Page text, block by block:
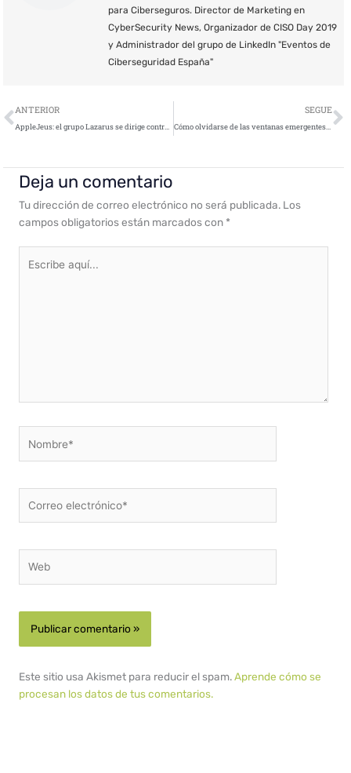
para Ciberseguros. Director de Marketing en
CyberSecurity News, Organizador de CISO Day 2019
y Administrador del grupo de LinkedIn "Eventos de
Ciberseguridad España"
Ant
ANTERIOR
AppleJeus: el grupo Lazarus se dirige contra los mercados de criptomoneda utilizando malware macOS
SEGUE
Cómo olvidarse de las ventanas emergentes de cookies con una extensión para navegador
Deja un comentario
Tu dirección de correo electrónico no será publicada. Los
campos obligatorios están marcados con *
aquí...
electrónico*
Este sitio usa Akismet para reducir el spam.Aprende cómo se
procesan los datos de tus comentarios.